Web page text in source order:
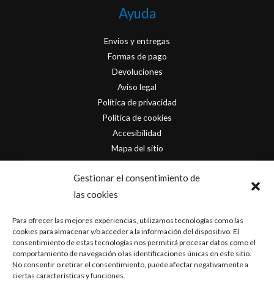
Gestionar el consentimiento de
las cookies
Para ofrecer las mejores experiencias, utilizamos tecnologías como las
cookies para almacenar y/o acceder a la información del dispositivo. El
consentimiento de estas tecnologías nos permitirá procesar datos como el
comportamiento de navegación o las identificaciones únicas en este sitio.
No consentir o retirar el consentimiento, puede afectar negativamente a
ciertas características y funciones.
Ayuda
Envios y entregas
Formas de pago
Devoluciones
Aviso legal
Política de privacidad
Política de cookies
Accesibilidad
Mapa del sitio
Contacto
info@originofcomics.com
Facebook
Instagram